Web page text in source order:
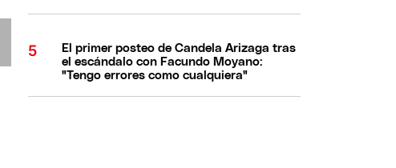
El primer posteo de Candela Arizaga tras
el escándalo con Facundo Moyano:
"Tengo errores como cualquiera"